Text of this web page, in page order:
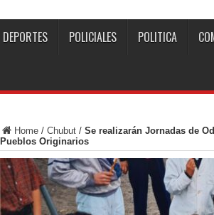
DEPORTES POLICIALES POLITICA
Home/ Chubut/ Se realizarán Jornadas de
Pueblos Originarios